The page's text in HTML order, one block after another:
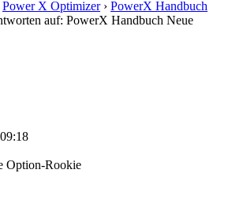
Power X Optimizer › PowerX Handbuch
auf: PowerX Handbuch Neue
Option-Rookie